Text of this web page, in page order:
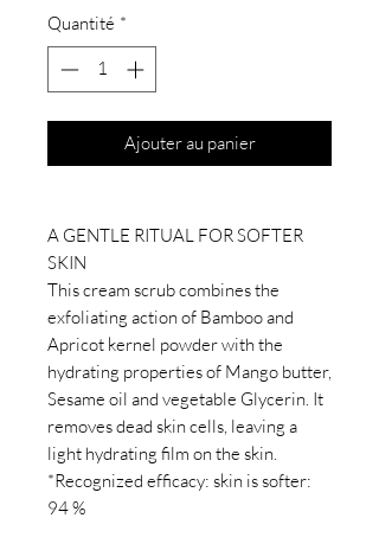
Quantité *
Ajouter au panier
A GENTLE RITUAL FOR SOFTER
SKIN
This cream scrub combines the
exfoliating action of Bamboo and
Apricot kernel powder with the
hydrating properties of Mango butter,
Sesame oil and vegetable Glycerin. It
removes dead skin cells, leaving a
light hydrating film on the skin.
*Recognized efficacy: skin is softer:
94 %